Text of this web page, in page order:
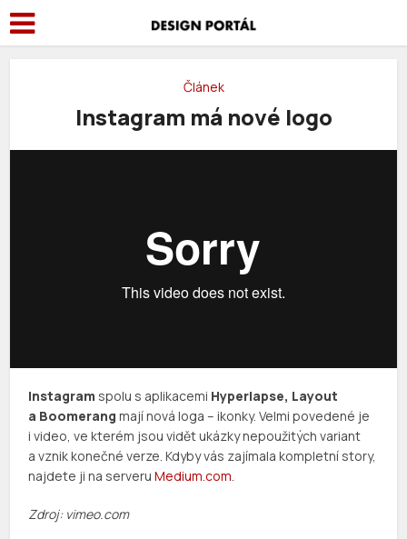
Článek
Instagram má nové logo
Instagram spolu s aplikacemi Hyperlapse, Layout
a Boomerang mají nová loga – ikonky. Velmi povedené je
i video, ve kterém jsou vidět ukázky nepoužitých variant
a vznik konečné verze. Kdyby vás zajímala kompletní story,
najdete ji na serveruMedium.com
Zdroj: vimeo.com